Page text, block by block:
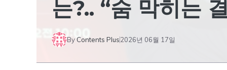
는?.. “숨 막히는
ByContents Plus2026년 06월 17일